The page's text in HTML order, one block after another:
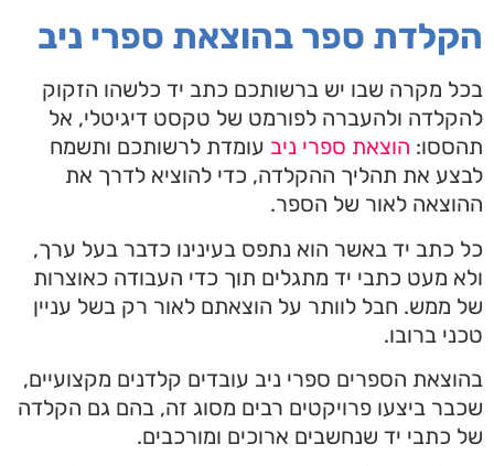
הקלדת ספר בהוצאת ספרי ניב
בכל מקרה שבו יש ברשותכם כתב יד כלשהו הזקוק
להקלדה ולהעברה לפורמט של טקסט דיגיטלי, אל
תהססו: הוצאת ספרי ניב עומדת לרשותכם ותשמח
לבצע את תהליך ההקלדה, כדי להוציא לדרך את
ההוצאה לאור של הספר.
כל כתב יד באשר הוא נתפס בעינינו כדבר בעל ערך,
ולא מעט כתבי יד מתגלים תוך כדי העבודה כאוצרות
של ממש. חבל לוותר על הוצאתם לאור רק בשל עניין
טכני ברובו.
בהוצאת הספרים ספרי ניב עובדים קלדנים מקצועיים,
שכבר ביצעו פרויקטים רבים מסוג זה, בהם גם הקלדה
של כתבי יד שנחשבים ארוכים ומורכבים.